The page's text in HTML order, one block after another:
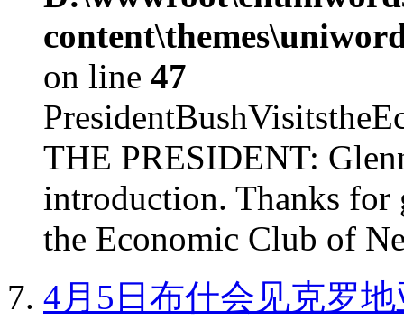
on line 47
THE PRESIDENT:
introduction. Thanks for
the Economic Club of
4月5日布什会见克罗